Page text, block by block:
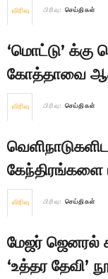
விரிவு பிரிவு: செய்திகள்
‘மொட்டு’ க்கு
கோத்தாவை
விரிவு பிரிவு: செய்திகள்
விரிவு பிரிவு: செய்திகள்
மேஜர் ஜெனரல்
‘உத்தர தேவி’